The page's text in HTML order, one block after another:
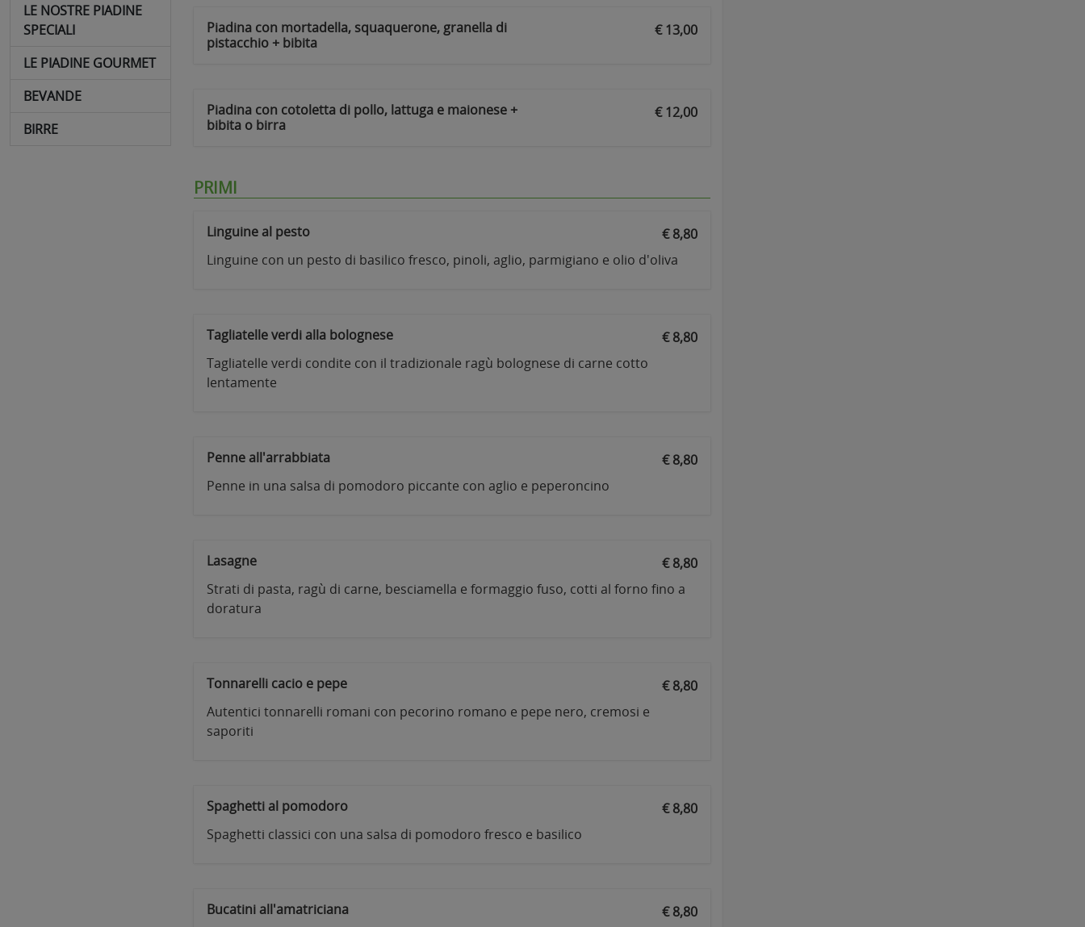
LE NOSTRE PIADINE
SPECIALI
LE PIADINE GOURMET
BEVANDE
BIRRE
Piadina con mortadella, squaquerone, granella di
pistacchio + bibita
€ 13,00
Piadina con cotoletta di pollo, lattuga e maionese +
bibita o birra
€ 12,00
PRIMI
Linguine al pesto
€ 8,80
Linguine con un pesto di basilico fresco, pinoli, aglio, parmigiano e olio d'oliva
Tagliatelle verdi alla bolognese
€ 8,80
Tagliatelle verdi condite con il tradizionale ragù bolognese di carne cotto
lentamente
Penne all'arrabbiata
€ 8,80
Penne in una salsa di pomodoro piccante con aglio e peperoncino
Lasagne
€ 8,80
Strati di pasta, ragù di carne, besciamella e formaggio fuso, cotti al forno fino a
doratura
Tonnarelli cacio e pepe
€ 8,80
Autentici tonnarelli romani con pecorino romano e pepe nero, cremosi e
saporiti
Spaghetti al pomodoro
€ 8,80
Spaghetti classici con una salsa di pomodoro fresco e basilico
Bucatini all'amatriciana
€ 8,80